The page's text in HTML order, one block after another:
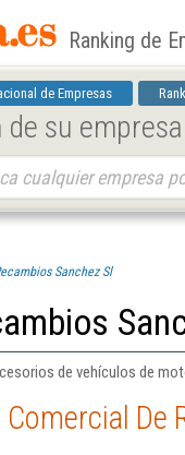
Ranking de
de Empresas
su
Sanchez Sl
de vehículos de
De